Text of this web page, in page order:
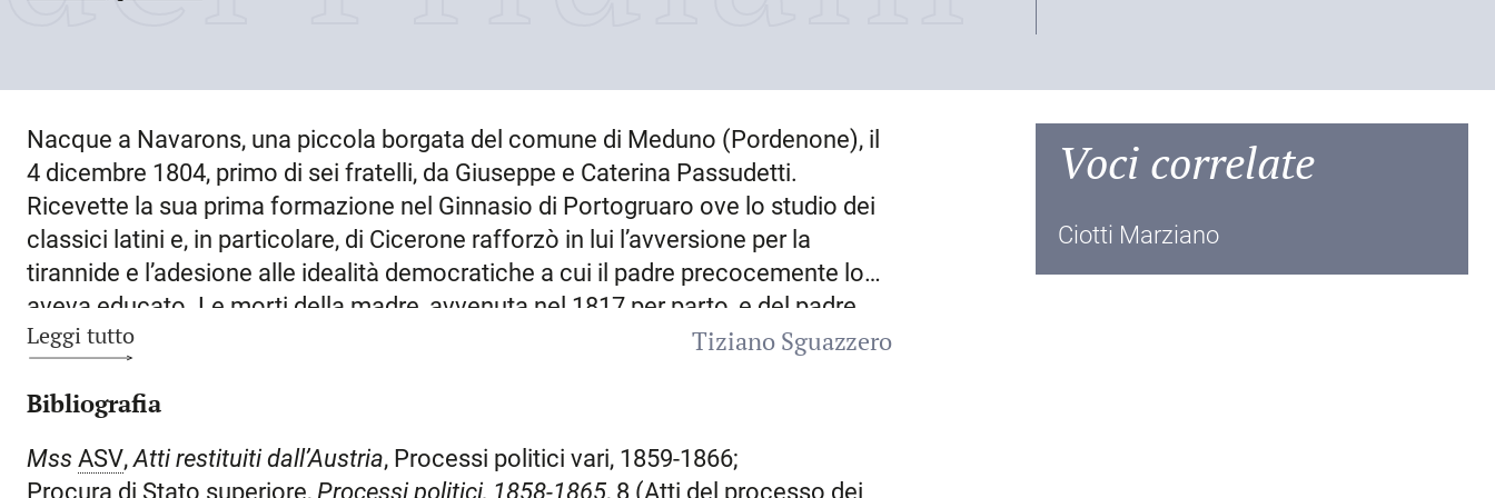
Nacque a Navarons, una piccola borgata del comune di Meduno (Pordenone), il
4 dicembre 1804, primo di sei fratelli, da Giuseppe e Caterina Passudetti.
Ricevette la sua prima formazione nel Ginnasio di Portogruaro ove lo studio dei
classici latini e, in particolare, di Cicerone rafforzò in lui l’avversione per la
tirannide e l’adesione alle idealità democratiche a cui il padre precocemente lo
aveva educato. Le morti della madre, avvenuta nel 1817 per parto, e del padre,
nel 1827, lo costrinsero a concludere in tempi ravvicinati gli studi di medicina.
iniziò ad esercitare la professione a
abnegazione soprattutto nei confronti dei più poveri. Si valse della stima e della
Leggi tutto
Tiziano Sguazzero
Bibliografia
Mss ASV,Atti restituiti dall’Austria, Processi politici vari, 1859-1866;
Procura di Stato superiore, Processi politici, 1858-1865, 8 (Atti del processo dei
Voci correlate
Ciotti Marziano